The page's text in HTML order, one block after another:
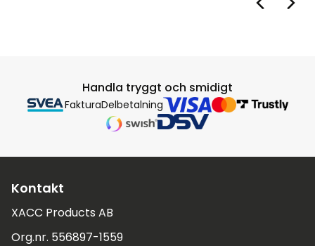
Handla tryggt och smidigt
FakturaDelbetalning
Kontakt
XACC Products AB
Org.nr. 556897-1559